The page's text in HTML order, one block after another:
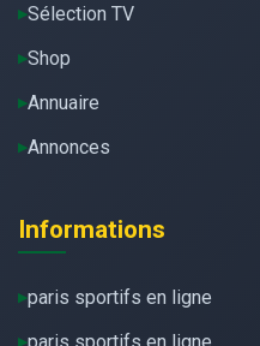
Sélection TV
Shop
Annuaire
Annonces
Informations
paris sportifs en ligne
paris sportifs en ligne